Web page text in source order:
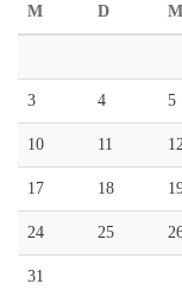
M D M
3 4 5
10 11 12
17 18
24 25
31